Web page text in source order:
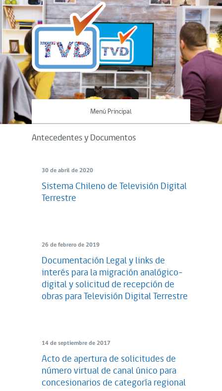
Menú Principal
Antecedentes y Documentos
30 de abril de 2020
Sistema Chileno de Televisión Digital
Terrestre
26 de febrero de 2019
Documentación Legal y links de
interés para la migración analógico-
digital y solicitud de recepción de
obras para Televisión Digital Terrestre
14 de septiembre de 2017
Acto de apertura de solicitudes de
número virtual de canal único para
concesionarios de categoría regional